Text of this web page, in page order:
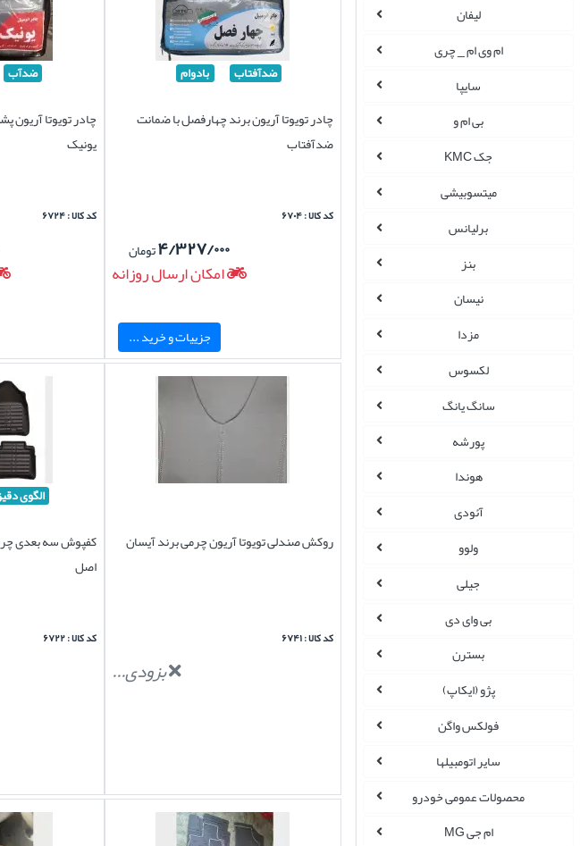
لیفان
ام وی ام _ چری
سایپا
بی ام و
جک KMC
میتسوبیشی
برلیانس
بنز
نیسان
مزدا
لکسوس
سانگ یانگ
پورشه
هوندا
آئودی
ولوو
جیلی
بی وای دی
بسترن
پژو (ایکاپ)
فولکس واگن
سایر اتومبیلها
محصولات عمومی خودرو
ام جی MG
ضدآفتاب بادوام
چادر تویوتا آریون برند چهارفصل با ضمانت
ضدآفتاب
کد کالا : ۶۷۰۴
۴/۳۲۷/۰۰۰تومان
امکان ارسال روزانه
جزییات و خرید ...
ضدآب
چادر تویوتا
یونیک
کد کالا : ۶۷۲۴
روکش صندلی تویوتا آریون چرمی برند آیسان
کد کالا : ۶۷۴۱
بزودی...
الگوی
کفپوش سه بعدی
اصل
کد کالا : ۶۷۲۲